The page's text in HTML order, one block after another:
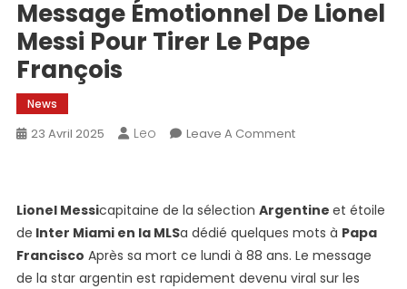
Message Émotionnel De Lionel
Messi Pour Tirer Le Pape
François
News
23 Avril 2025 Leo Leave A CommentOn
Lionel
Messi
Pour
Tirer
Lionel Messicapitaine de la sélection Argentine et étoile
de Inter Miami en la MLSa dédié quelques mots à Papa
Francisco Après sa mort ce lundi à 88 ans. Le message
de la star argentin est rapidement devenu viral sur les